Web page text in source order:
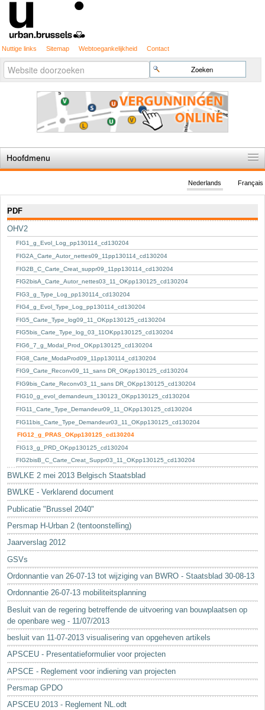
Nuttige links Sitemap Webtoegankelijkheid Contact
Zoek
Geavanceerd
zoeken...
Hoofdmenu
De spelregels
Stedenbouwkundige vergunning
Cartografie
Studies en publicaties
Sleutelwoorden
Stedenbouwkundige inlichtingen
Français
Nederlands
PDF
OHV2
FIG1_g_Evol_Log_pp130114_cd130204
FIG2A_Carte_Autor_nettes09_11pp130114_cd130204
FIG2B_C_Carte_Creat_suppr09_11pp130114_cd130204
FIG2bisA_Carte_Autor_nettes03_11_OKpp130125_cd130204
FIG3_g_Type_Log_pp130114_cd130204
FIG4_g_Evol_Type_Log_pp130114_cd130204
FIG5_Carte_Type_log09_11_OKpp130125_cd130204
FIG5bis_Carte_Type_log_03_11OKpp130125_cd130204
FIG6_7_g_Modal_Prod_OKpp130125_cd130204
FIG8_Carte_ModaProd09_11pp130114_cd130204
FIG9_Carte_Reconv09_11_sans DR_OKpp130125_cd130204
FIG9bis_Carte_Reconv03_11_sans DR_OKpp130125_cd130204
FIG10_g_evol_demandeurs_130123_OKpp130125_cd130204
FIG11_Carte_Type_Demandeur09_11_OKpp130125_cd130204
FIG11bis_Carte_Type_Demandeur03_11_OKpp130125_cd130204
FIG12_g_PRAS_OKpp130125_cd130204
FIG13_g_PRD_OKpp130125_cd130204
FIG2bisB_C_Carte_Creat_Suppr03_11_OKpp130125_cd130204
BWLKE 2 mei 2013 Belgisch Staatsblad
BWLKE - Verklarend document
Publicatie "Brussel 2040"
Persmap H-Urban 2 (tentoonstelling)
Jaarverslag 2012
GSVs
Ordonnantie van 26-07-13 tot wijziging van BWRO - Staatsblad 30-08-13
Ordonnantie 26-07-13 mobiliteitsplanning
Besluit van de regering betreffende de uitvoering van bouwplaatsen op
de openbare weg - 11/07/2013
besluit van 11-07-2013 visualisering van opgeheven artikels
APSCEU - Presentatieformulier voor projecten
APSCE - Reglement voor indiening van projecten
Persmap GPDO
APSCEU 2013 - Reglement NL.odt